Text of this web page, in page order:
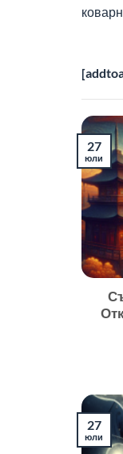
27
юли
27
юли